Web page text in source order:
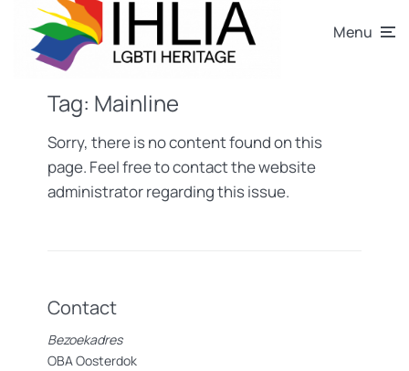
Menu
Tag: Mainline
Sorry, there is no content found on this
page. Feel free to contact the website
administrator regarding this issue.
Contact
Bezoekadres
OBA Oosterdok